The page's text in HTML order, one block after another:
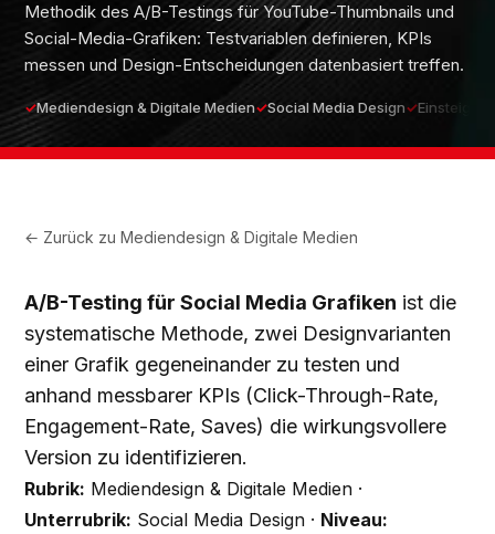
Methodik des A/B-Testings für YouTube-Thumbnails und
Social-Media-Grafiken: Testvariablen definieren, KPIs
messen und Design-Entscheidungen datenbasiert treffen.
Mediendesign & Digitale Medien Social Media Design Einsteiger
← Zurück zuMediendesign & Digitale Medien
A/B-Testing für Social Media Grafiken ist die
systematische Methode, zwei Designvarianten
einer Grafik gegeneinander zu testen und
anhand messbarer KPIs (Click-Through-Rate,
Engagement-Rate, Saves) die wirkungsvollere
Version zu identifizieren.
Rubrik: Mediendesign & Digitale Medien ·
Unterrubrik: Social Media Design · Niveau: